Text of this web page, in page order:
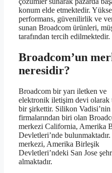
konum elde etmektedir.
performans, güvenilirlik ve
sunan Broadcom ürünleri,
tarafından tercih edilmektedir.
Broadcom’un
neresidir?
Broadcom bir yarı iletken ve
elektronik iletişim devi olarak
bir şirkettir. Silikon
firmalarından biri olan
merkezi California, Amerika
Devletleri’nde
merkezi, Amerika Birleşik
Devletleri’ndeki San Jose
almaktadır.